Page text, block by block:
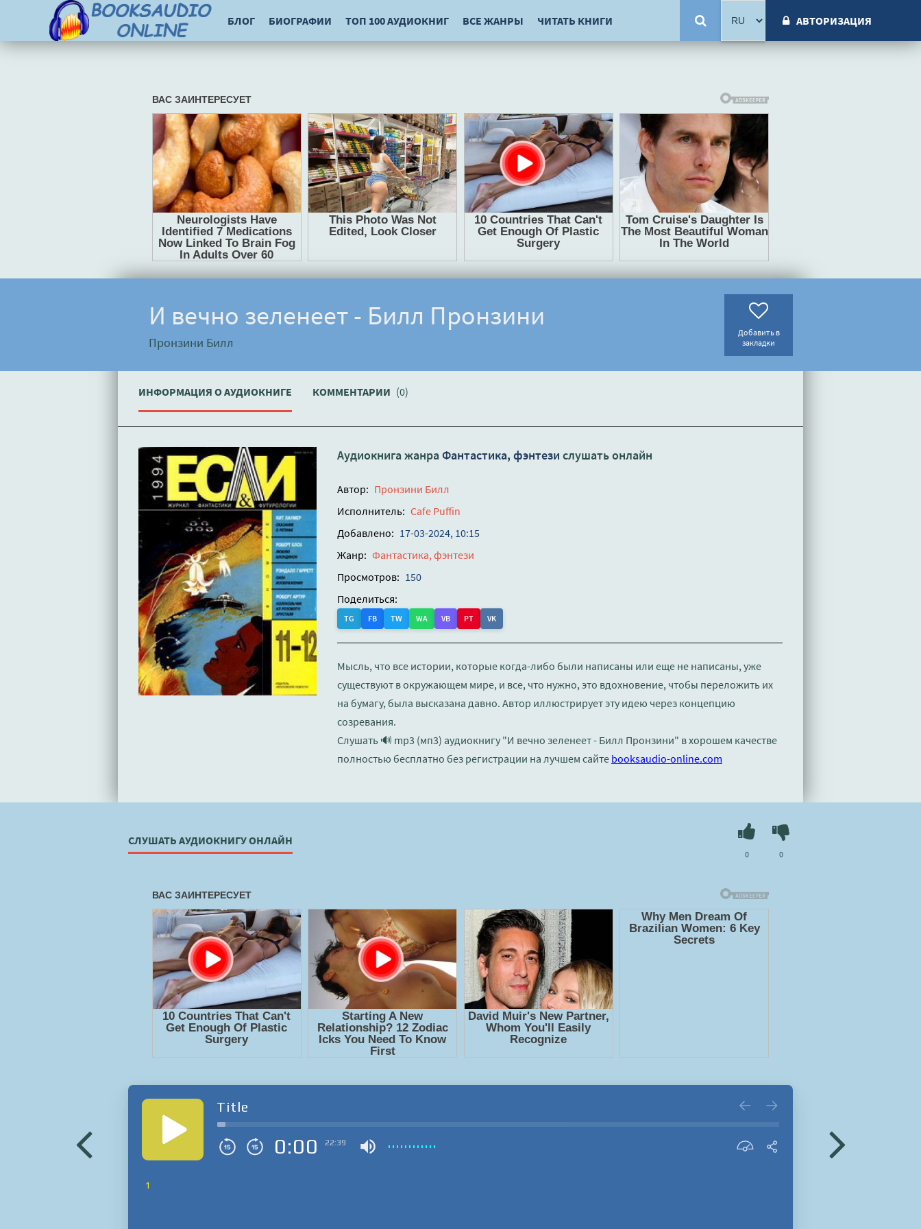
БЛОГ БИОГРАФИИ ТОП 100 АУДИОКНИГ ВСЕ ЖАНРЫ ЧИТАТЬ КНИГИ АВТОРИЗАЦИЯ
И вечно зеленеет - Билл Пронзини
Пронзини Билл
Добавить в
закладки
ИНФОРМАЦИЯ О АУДИОКНИГЕ КОММЕНТАРИИ (0)
Аудиокнига жанра Фантастика, фэнтези слушать онлайн
Автор: Пронзини Билл
Исполнитель: Cafe Puffin
Добавлено: 17-03-2024, 10:15
Жанр: Фантастика, фэнтези
Просмотров: 150
Поделиться:
TG FB TW WA VB PT VK
Мысль, что все истории, которые когда-либо были написаны или еще не написаны, уже
существуют в окружающем мире, и все, что нужно, это вдохновение, чтобы переложить их
на бумагу, была высказана давно. Автор иллюстрирует эту идею через концепцию
созревания.
Слушать 🔊 mp3 (мп3) аудиокнигу "И вечно зеленеет - Билл Пронзини" в хорошем качестве
полностью бесплатно без регистрации на лучшем сайте booksaudio-online.com
СЛУШАТЬ АУДИОКНИГУ ОНЛАЙН
0 0
Title
0:00 22:39
1